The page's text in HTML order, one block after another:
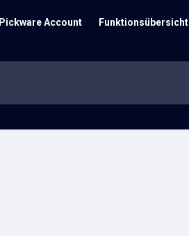
Pickware Account Funktionsübersicht